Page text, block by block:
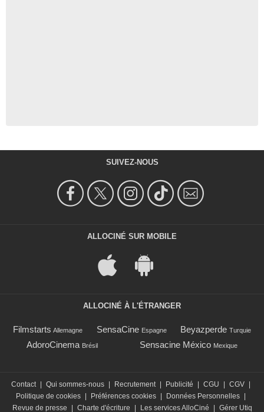
SUIVEZ-NOUS
ALLOCINÉ SUR MOBILE
ALLOCINÉ À L'ÉTRANGER
Filmstarts Allemagne SensaCine Espagne Beyazperde Turquie
AdoroCinema Brésil Sensacine México Mexique
Contact | Qui sommes-nous | Recrutement | Publicité | CGU | CGV |
Politique de cookies | Préférences cookies | Données Personnelles |
Revue de presse
| Charte d'écriture | Les services AlloCiné | Gérer Utiq